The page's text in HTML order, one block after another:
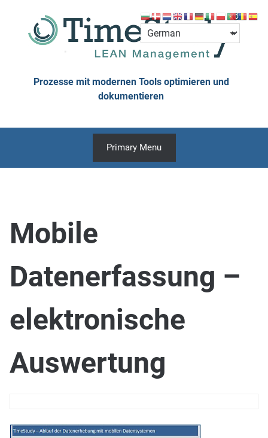
content
Prozesse mit modernen Tools optimieren und
dokumentieren
Primary Menu
Mobile
Datenerfassung –
elektronische
Auswertung